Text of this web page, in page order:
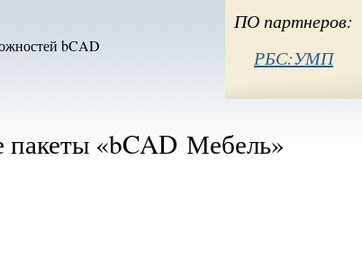
bCAD
ПО партнеров:
РБС:УМП
«bCAD Мебель»